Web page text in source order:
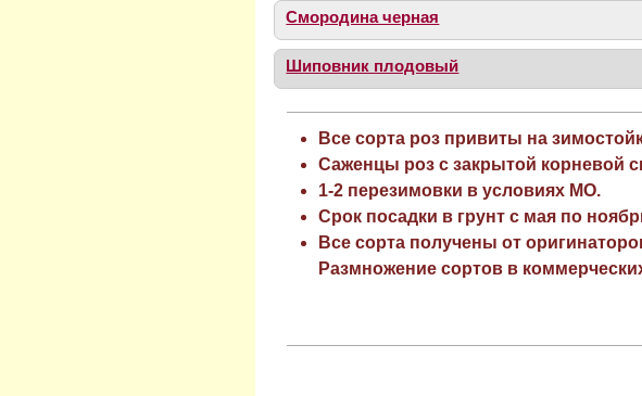
Смородина черная
Шиповник плодовый
Все сорта роз привиты на
Саженцы роз с закрытой корневой
1-2 перезимовки в условиях МО.
Срок посадки в грунт с мая по
Все сорта получены от
Размножение сортов в